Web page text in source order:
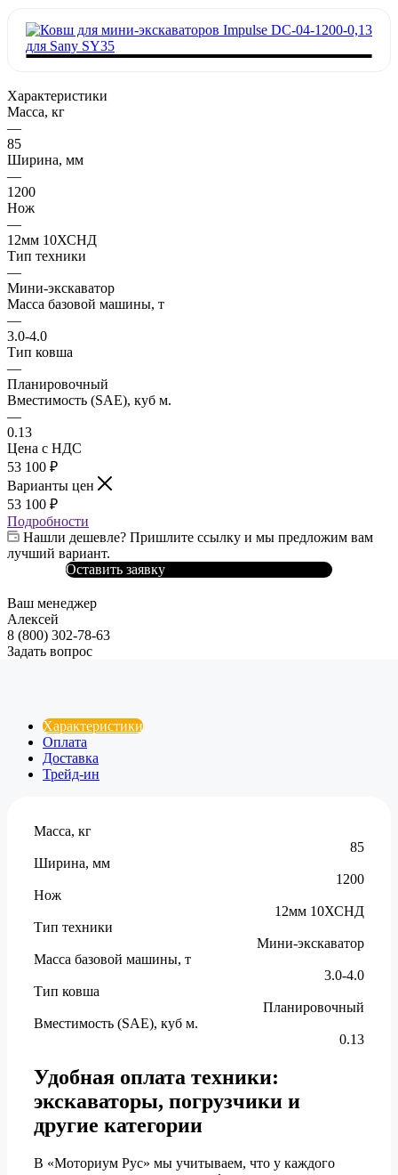
Характеристики
Масса, кг
—
85
Ширина, мм
—
1200
Нож
—
12мм 10ХСНД
Тип техники
—
Мини-экскаватор
Масса базовой машины, т
—
3.0-4.0
Тип ковша
—
Планировочный
Вместимость (SAE), куб м.
—
0.13
Цена с НДС
53 100 ₽
Варианты цен
53 100 ₽
Подробности
Нашли дешевле? Пришлите ссылку и мы предложим вам
лучший вариант.
Оставить заявку
Ваш менеджер
Алексей
8 (800) 302-78-63
Задать вопрос
Характеристики
Оплата
Доставка
Трейд-ин
Масса, кг
85
Ширина, мм
1200
Нож
12мм 10ХСНД
Тип техники
Мини-экскаватор
Масса базовой машины, т
3.0-4.0
Тип ковша
Планировочный
Вместимость (SAE), куб м.
0.13
Удобная оплата техники:
экскаваторы, погрузчики и
другие категории
В «Моториум Рус» мы учитываем, что у каждого